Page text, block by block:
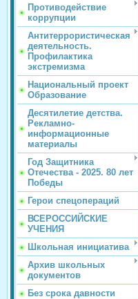
Противодействие
коррупции
Антитеррористическая
деятельность.
Профилактика
экстремизма
Национальный проект
Образование
Десятилетие детства.
Рекламно-
информационные
материалы
Год Защитника
Отечества - 2025. 80 лет
Победы
Герои спецопераций
ВСЕРОССИЙСКИЕ
УЧЕНИЯ
Школьная инициатива
Архив школьных
документов
Без срока давности